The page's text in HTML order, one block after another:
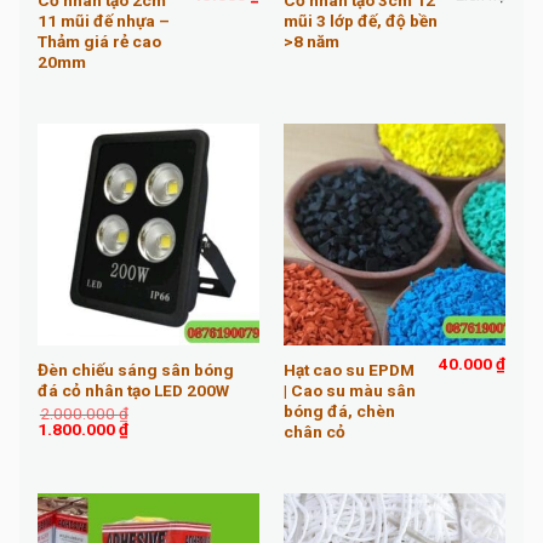
11 mũi đế nhựa –
Thảm giá rẻ cao
20mm
mũi 3 lớp đế, độ bền
>8 năm
Đèn chiếu sáng sân bóng
đá cỏ nhân tạo LED 200W
2.000.000₫
Giá
1.800.000₫Giá
hiện
1.800.000 ₫.
Hạt cao su EPDM
| Cao su màu sân
bóng đá, chèn
chân cỏ
40.000₫